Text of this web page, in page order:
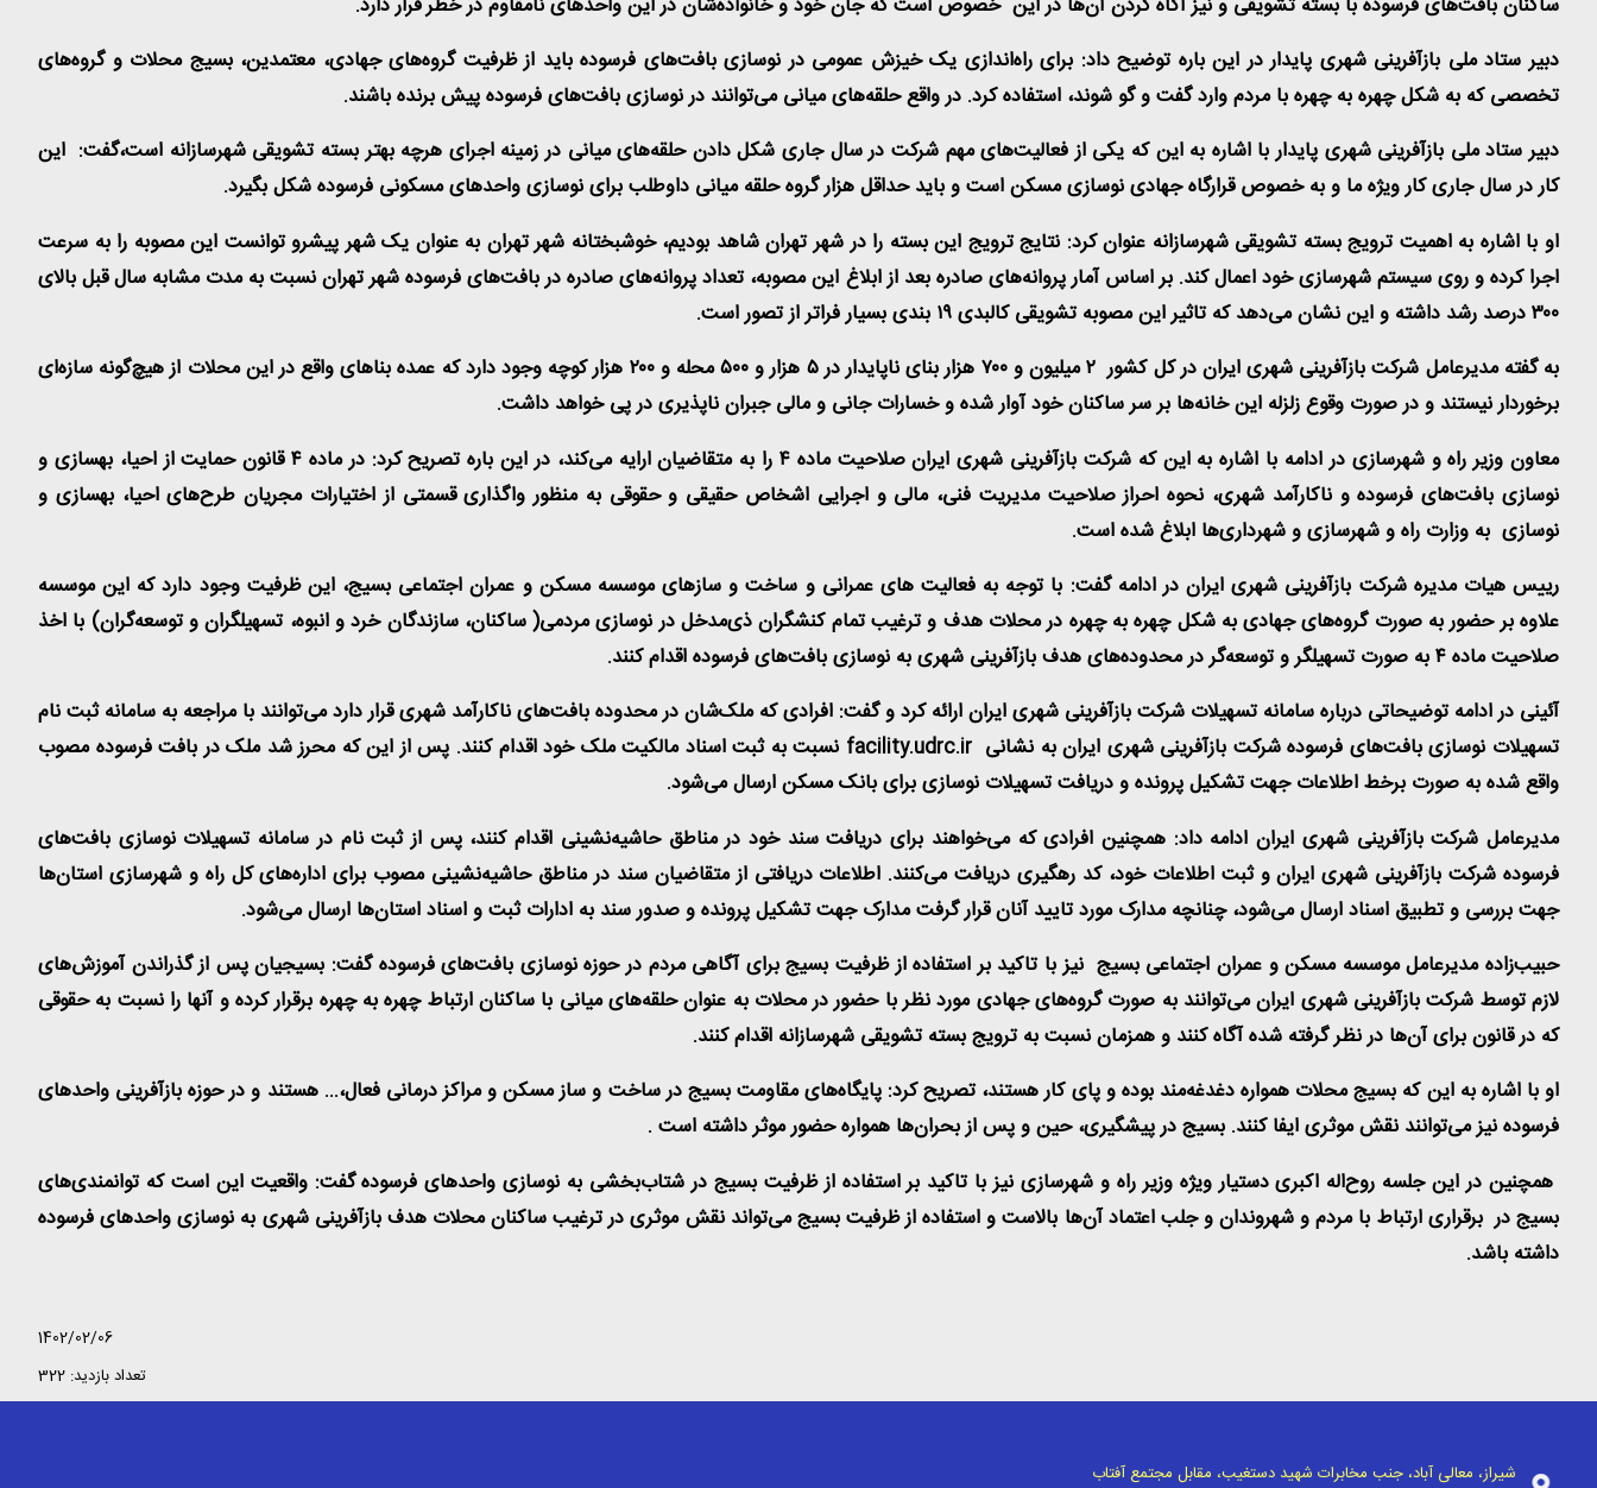
دبیر ستاد ملی بازآفرینی شهری پایدار در این باره توضیح داد: برای راه‌اندازی یک خیزش عمومی در نوسازی بافت‌های فرسوده باید از ظرفیت گروه‌های جهادی، معتمدین، بسیج محلات و گروه‌های
تخصصی که به شکل چهره به چهره با مردم وارد گفت و گو شوند، استفاده کرد. در واقع حلقه‌های میانی می‌توانند در نوسازی بافت‌های فرسوده پیش برنده باشند.
دبیر ستاد ملی بازآفرینی شهری پایدار با اشاره به این که یکی از فعالیتهای مهم شرکت در سال جاری شکل دادن حلقه‌های میانی در زمینه اجرای هرچه بهتر بسته تشویقی شهرسازانه است،گفت: این
کار در سال جاری کار ویژه ما و به خصوص قرارگاه جهادی نوسازی مسکن است و باید حداقل هزار گروه حلقه میانی داوطلب برای نوسازی واحدهای مسکونی فرسوده شکل بگیرد.
او با اشاره به اهمیت ترویج بسته تشویقی شهرسازانه عنوان کرد: نتایج ترویج این بسته را در شهر تهران شاهد بودیم، خوشبختانه شهر تهران به عنوان یک شهر پیشرو توانست این مصوبه را به سرعت
اجرا کرده و روی سیستم شهرسازی خود اعمال کند. بر اساس آمار پروانه‌های صادره بعد از ابلاغ این مصوبه، تعداد پروانه‌های صادره در بافت‌های فرسوده شهر تهران نسبت به مدت مشابه سال قبل بالای
۳۰۰ درصد رشد داشته و این نشان می‌دهد که تاثیر این مصوبه تشویقی کالبدی ۱۹ بندی بسیار فراتر از تصور است
.
به گفته مدیرعامل شرکت بازآفرینی شهری ایران در کل کشور ۲ میلیون و ۷۰۰ هزار بنای ناپایدار در ۵ هزار و ۵۰۰ محله و ۲۰۰ هزار کوچه وجود دارد که عمده بناهای واقع در این محلات از هیچ‌گونه سازه‌ای
برخوردار نیستند و در صورت وقوع زلزله این خانه‌ها بر سر ساکنان خود آوار شده و خسارات جانی و مالی جبران ناپذیری در پی خواهد داشت.
معاون وزیر راه و شهرسازی در ادامه با اشاره به این که شرکت بازآفرینی شهری ایران صلاحیت ماده ۴ را به متقاضیان ارایه می‌کند، در این باره تصریح کرد: در ماده ۴ قانون حمایت از احیا، بهسازی و
نوسازی بافت‌های فرسوده و ناکارآمد شهری، نحوه احراز صلاحیت مدیریت فنی، مالی و اجرایی اشخاص حقیقی و حقوقی به منظور واگذاری قسمتی از اختیارات مجریان طرح‌های احیا، بهسازی و
نوسازی به وزارت راه و شهرسازی و شهرداری‌ها ابلاغ شده است.
رییس هیات مدیره شرکت بازآفرینی شهری ایران در ادامه گفت: با توجه به فعالیت های عمرانی و ساخت و سازهای موسسه مسکن و عمران اجتماعی بسیج، این ظرفیت وجود دارد که این موسسه
علاوه بر حضور به صورت گروه‌های جهادی به شکل چهره به چهره در محلات هدف و ترغیب تمام کنشگران ذی‌مدخل در نوسازی مردمی( ساکنان، سازندگان خرد و انبوه، تسهیلگران و توسعه‌گران) با اخذ
صلاحیت ماده ۴ به صورت تسهیلگر و توسعه‌گر در محدوده‌های هدف بازآفرینی شهری به نوسازی بافت‌های فرسوده اقدام کنند
.
آئینی در ادامه توضیحاتی درباره سامانه تسهیلات شرکت بازآفرینی شهری ایران ارائه کرد و گفت: افرادی که ملک‌شان در محدوده بافت‌های ناکارآمد شهری قرار دارد می‌توانند با مراجعه به سامانه ثبت نام
تسهیلات نوسازی بافت‌های فرسوده شرکت بازآفرینی شهری ایران به نشانی facility.udrc.ir نسبت به ثبت اسناد مالکیت ملک خود اقدام کنند. پس از این که محرز شد ملک در بافت فرسوده مصوب
واقع شده به صورت برخط اطلاعات جهت تشکیل پرونده و دریافت تسهیلات نوسازی برای بانک مسکن ارسال می‌شود.
مدیرعامل شرکت بازآفرینی شهری ایران ادامه داد: همچنین افرادی که می‌خواهند برای دریافت سند خود در مناطق حاشیه‌نشینی اقدام کنند، پس از ثبت نام در سامانه تسهیلات نوسازی بافت‌های
فرسوده شرکت بازآفرینی شهری ایران و ثبت اطلاعات خود، کد رهگیری دریافت می‌کنند. اطلاعات دریافتی از متقاضیان سند در مناطق حاشیه‌نشینی مصوب برای اداره‌های کل راه و شهرسازی استان‌ها
جهت بررسی و تطبیق اسناد ارسال می‌شود، چنانچه مدارک مورد تایید آنان قرار گرفت مدارک جهت تشکیل پرونده و صدور سند به ادارات ثبت و اسناد استان‌ها ارسال می‌شود.
حبیب‌زاده مدیرعامل موسسه مسکن و عمران اجتماعی بسیج نیز با تاکید بر استفاده از ظرفیت بسیج برای آگاهی مردم در حوزه نوسازی بافت‌های فرسوده گفت: بسیجیان پس از گذراندن آموزش‌های
لازم توسط شرکت بازآفرینی شهری ایران می‌توانند به صورت گروه‌های جهادی مورد نظر با حضور در محلات به عنوان حلقه‌های میانی با ساکنان ارتباط چهره به چهره برقرار کرده و آنها را نسبت به حقوقی
که در قانون برای آن‌ها در نظر گرفته شده آگاه کنند و همزمان نسبت به ترویج بسته تشویقی شهرسازانه اقدام کنند.
او با اشاره به این که بسیج محلات همواره دغدغه‌مند بوده و پای کار هستند، تصریح کرد: پایگاه‌های مقاومت بسیج در ساخت و ساز مسکن و مراکز درمانی فعال،... هستند و در حوزه بازآفرینی واحدهای
فرسوده نیز می‌توانند نقش موثری ایفا کنند. بسیج در پیشگیری، حین و پس از بحران‌ها همواره حضور موثر داشته است .
همچنین در این جلسه روح‌اله اکبری دستیار ویژه وزیر راه و شهرسازی نیز با تاکید بر استفاده از ظرفیت بسیج در شتاب‌بخشی به نوسازی واحدهای فرسوده گفت: واقعیت این است که توانمندی‌های
بسیج در برقراری ارتباط با مردم و شهروندان و جلب اعتماد آن‌ها بالاست و استفاده از ظرفیت بسیج می‌تواند نقش موثری در ترغیب ساکنان محلات هدف بازآفرینی شهری به نوسازی واحدهای فرسوده‌
داشته باشد.
1402/02/06
تعداد بازدید: 322
شیراز، معالی آباد، جنب مخابرات شهید دستغیب، مقابل مجتمع آفتاب